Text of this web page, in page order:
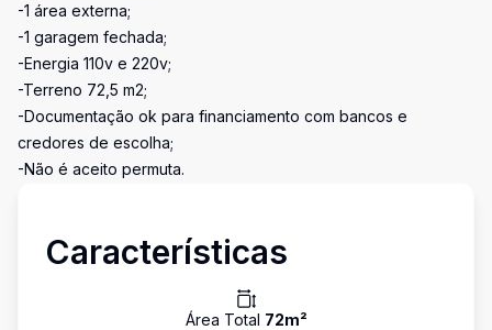
-1 área externa;
-1 garagem fechada;
-Energia 110v e 220v;
-Terreno 72,5 m2;
-Documentação ok para financiamento com bancos e
credores de escolha;
-Não é aceito permuta.
Características
Área Total 72m²